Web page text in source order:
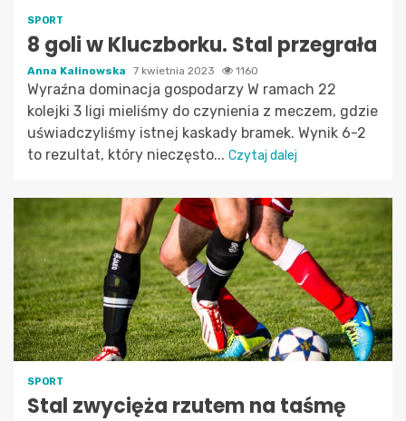
SPORT
8 goli w Kluczborku. Stal przegrała
Anna Kalinowska 7 kwietnia 2023 1160
Wyraźna dominacja gospodarzy W ramach 22
kolejki 3 ligi mieliśmy do czynienia z meczem, gdzie
uświadczyliśmy istnej kaskady bramek. Wynik 6-2
to rezultat, który nieczęsto... Czytaj dalej
SPORT
Stal zwycięża rzutem na taśmę